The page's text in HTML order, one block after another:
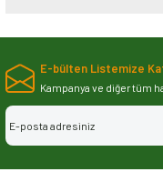
Bu ürünün fiyat bilgisi, resim,
iletebilirsiniz.
Görüş ve önerileriniz için
Ürün resmi kalitesiz, bozuk
E-bülten Listemize
Kampanya ve diğer tüm